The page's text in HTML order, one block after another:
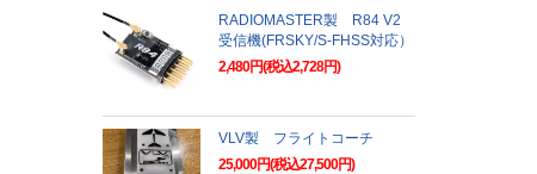
RADIOMASTER製 R84 V2
受信機(FRSKY/S-FHSS対応）
2,480円(税込2,728円)
VLV製 フライトコーチ
25,000円(税込27,500円)